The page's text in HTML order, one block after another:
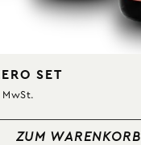
ZUM WARENKORB
SET
MwSt.